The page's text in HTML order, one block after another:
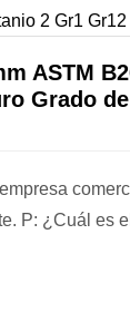
ASTM
Grado
P: ¿Cuál es